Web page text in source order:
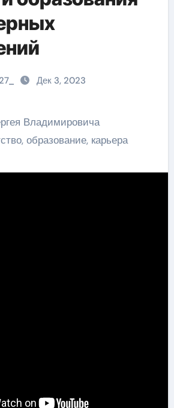
Дек 3, 2023